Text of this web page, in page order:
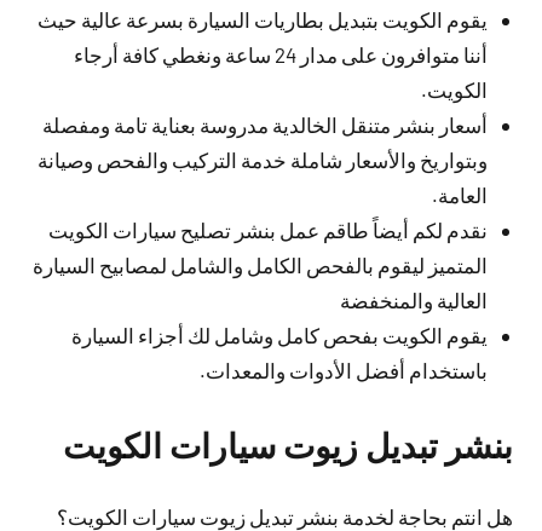
يقوم الكويت بتبديل بطاريات السيارة بسرعة عالية حيث
أننا متوافرون على مدار 24 ساعة ونغطي كافة أرجاء
الكويت.
أسعار بنشر متنقل الخالدية مدروسة بعناية تامة ومفصلة
وبتواريخ والأسعار شاملة خدمة التركيب والفحص وصيانة
العامة.
نقدم لكم أيضاً طاقم عمل بنشر تصليح سيارات الكويت
المتميز ليقوم بالفحص الكامل والشامل لمصابيح السيارة
العالية والمنخفضة
يقوم الكويت بفحص كامل وشامل لك أجزاء السيارة
باستخدام أفضل الأدوات والمعدات.
بنشر تبديل زيوت سيارات الكويت
هل انتم بحاجة لخدمة بنشر تبديل زيوت سيارات الكويت؟